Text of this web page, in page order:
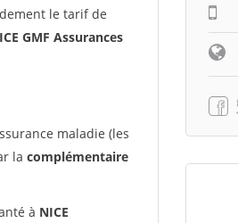
le tarif de
GMF Assurances
maladie (les
la complémentaire
à NICE